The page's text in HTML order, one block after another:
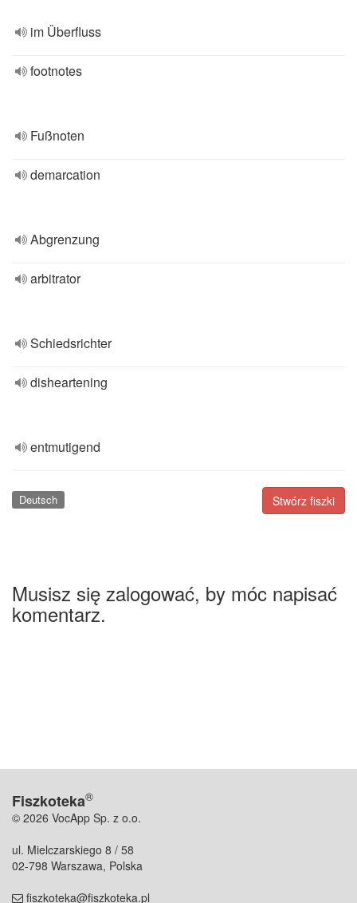
im Überfluss
footnotes
Fußnoten
demarcation
Abgrenzung
arbitrator
Schiedsrichter
disheartening
entmutigend
Stwórz fiszki
Deutsch
Musisz się zalogować, by móc napisać
komentarz.
Fiszkoteka®
© 2026 VocApp Sp. z o.o.
ul. Mielczarskiego 8 / 58
02-798 Warszawa, Polska
fiszkoteka@fiszkoteka.pl